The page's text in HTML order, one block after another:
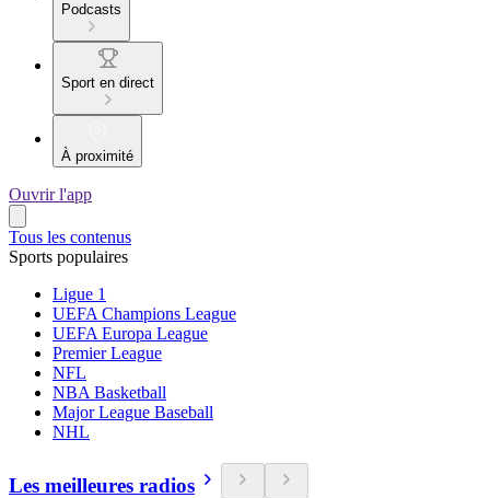
Podcasts
Sport en direct
À proximité
Ouvrir l'app
Tous les contenus
Sports populaires
Ligue 1
UEFA Champions League
UEFA Europa League
Premier League
NFL
NBA Basketball
Major League Baseball
NHL
Les meilleures radios